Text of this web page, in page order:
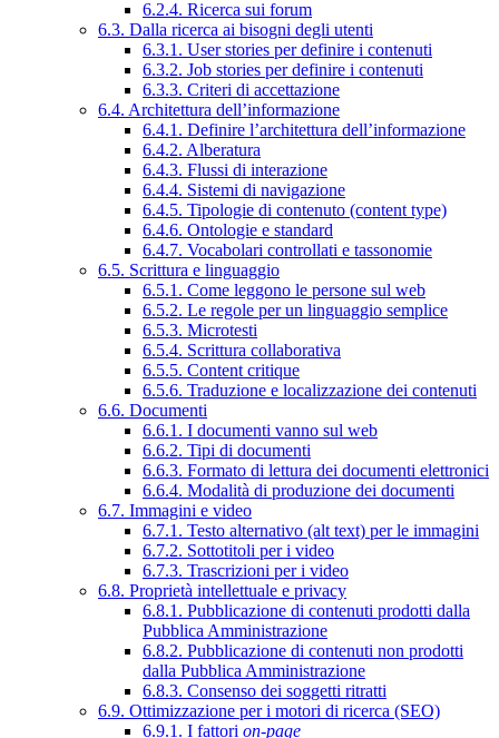
6.2.4. Ricerca sui forum
6.3. Dalla ricerca ai bisogni degli utenti
6.3.1. User stories per definire i contenuti
6.3.2. Job stories per definire i contenuti
6.3.3. Criteri di accettazione
6.4. Architettura dell’informazione
6.4.1. Definire l’architettura dell’informazione
6.4.2. Alberatura
6.4.3. Flussi di interazione
6.4.4. Sistemi di navigazione
6.4.5. Tipologie di contenuto (content type)
6.4.6. Ontologie e standard
6.4.7. Vocabolari controllati e tassonomie
6.5. Scrittura e linguaggio
6.5.1. Come leggono le persone sul web
6.5.2. Le regole per un linguaggio semplice
6.5.3. Microtesti
6.5.4. Scrittura collaborativa
6.5.5. Content critique
6.5.6. Traduzione e localizzazione dei contenuti
6.6. Documenti
6.6.1. I documenti vanno sul web
6.6.2. Tipi di documenti
6.6.3. Formato di lettura dei documenti elettronici
6.6.4. Modalità di produzione dei documenti
6.7. Immagini e video
6.7.1. Testo alternativo (alt text) per le immagini
6.7.2. Sottotitoli per i video
6.7.3. Trascrizioni per i video
6.8. Proprietà intellettuale e privacy
6.8.1. Pubblicazione di contenuti prodotti dalla
Pubblica Amministrazione
6.8.2. Pubblicazione di contenuti non prodotti
dalla Pubblica Amministrazione
6.8.3. Consenso dei soggetti ritratti
6.9. Ottimizzazione per i motori di ricerca (SEO)
6.9.1. I fattori on-page